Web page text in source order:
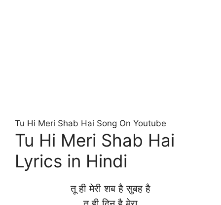
Tu Hi Meri Shab Hai Song On Youtube
Tu Hi Meri Shab Hai
Lyrics in Hindi
तू ही मेरी शब है सुबह है